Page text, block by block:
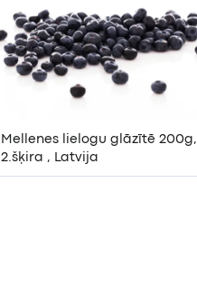
Mellenes lielogu glāzītē 200g,
2.šķira , Latvija